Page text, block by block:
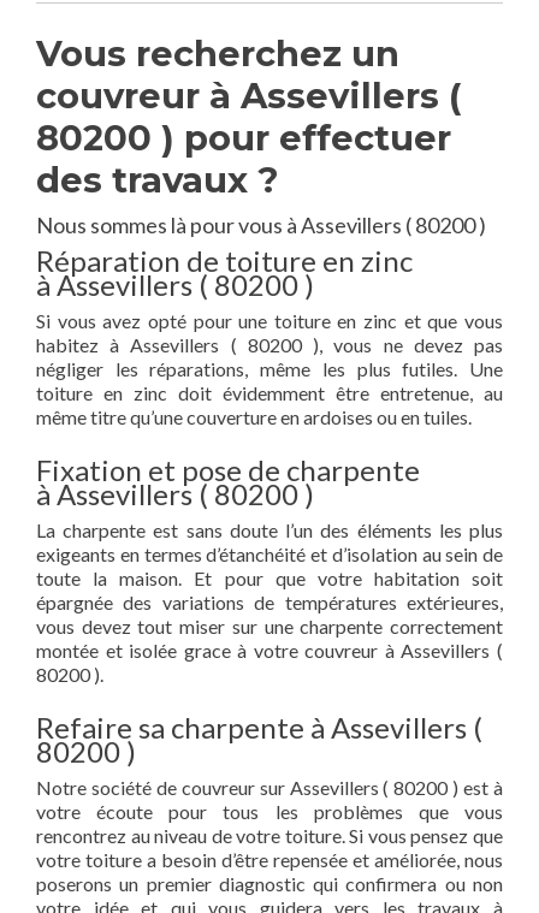
Vous recherchez un
couvreur à Assevillers (
80200 ) pour effectuer
des travaux ?
Nous sommes là pour vous à Assevillers ( 80200 )
Réparation de toiture en zinc
à Assevillers ( 80200 )
Si vous avez opté pour une toiture en zinc et que vous
habitez à Assevillers ( 80200 ), vous ne devez pas
négliger les réparations, même les plus futiles. Une
toiture en zinc doit évidemment être entretenue, au
même titre qu’une couverture en ardoises ou en tuiles.
Fixation et pose de charpente
à Assevillers ( 80200 )
La charpente est sans doute l’un des éléments les plus
exigeants en termes d’étanchéité et d’isolation au sein de
toute la maison. Et pour que votre habitation soit
épargnée des variations de températures extérieures,
vous devez tout miser sur une charpente correctement
montée et isolée grace à votre couvreur à Assevillers (
80200 ).
Refaire sa charpente à Assevillers (
80200 )
Notre société de couvreur sur Assevillers ( 80200 ) est à
votre écoute pour tous les problèmes que vous
rencontrez au niveau de votre toiture. Si vous pensez que
votre toiture a besoin d’être repensée et améliorée, nous
poserons un premier diagnostic qui confirmera ou non
votre idée et qui vous guidera vers les travaux à